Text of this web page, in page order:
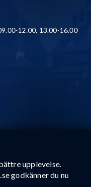
upplevelse.
godkänner du nu
12.00, 13.00-16.00